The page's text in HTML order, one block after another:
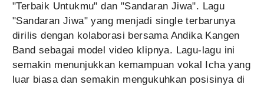
"Terbaik Untukmu" dan "Sandaran Jiwa". Lagu
"Sandaran Jiwa" yang menjadi single terbarunya
dirilis dengan kolaborasi bersama Andika Kangen
Band sebagai model video klipnya. Lagu-lagu ini
semakin menunjukkan kemampuan vokal Icha yang
luar biasa dan semakin mengukuhkan posisinya di